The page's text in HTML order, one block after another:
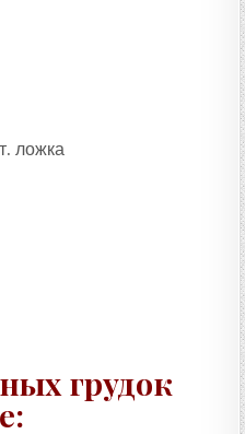
ложка
грудок